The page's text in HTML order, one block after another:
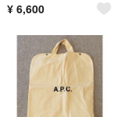
¥ 6,600